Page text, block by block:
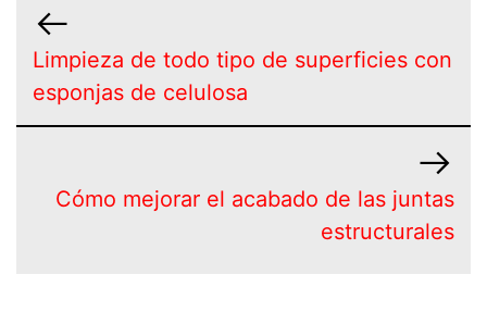
Limpieza de todo tipo de superficies con
esponjas de celulosa
Cómo mejorar el acabado de las juntas
estructurales